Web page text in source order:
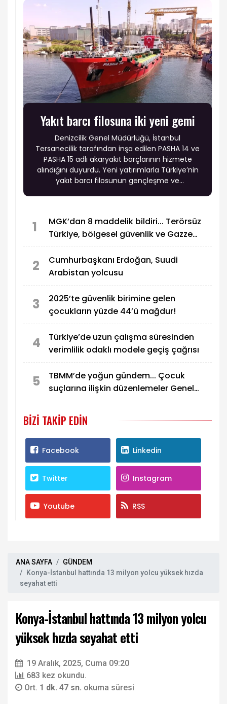
Yakıt barcı filosuna iki yeni gemi
Denizcilik Genel Müdürlüğü, İstanbul
Tersanecilik tarafından inşa edilen PASHA 14 ve
PASHA 15 adlı akaryakıt barçlarının hizmete
alındığını duyurdu. Yeni yatırımlarla Türkiye’nin
yakıt barcı filosunun gençleşme ve
1
MGK’dan 8 maddelik bildiri... Terörsüz
Türkiye, bölgesel güvenlik ve Gazze
2
Cumhurbaşkanı Erdoğan, Suudi
Arabistan yolcusu
3
2025’te güvenlik birimine gelen
çocukların yüzde 44’ü mağdur!
4
Türkiye’de uzun çalışma süresinden
verimlilik odaklı modele geçiş çağrısı
5
TBMM’de yoğun gündem... Çocuk
suçlarına ilişkin düzenlemeler Genel
BIZI TAKIP EDIN
Facebook Linkedin
Twitter Instagram
Youtube RSS
ANA SAYFA
GÜNDEM
Konya-İstanbul hattında 13 milyon yolcu yüksek hızda
seyahat etti
Konya-İstanbul hattında 13 milyon yolcu
yüksek hızda seyahat etti
19 Aralık, 2025, Cuma 09:20
683 kez okundu.
Ort. 1 dk. 47 sn. okuma süresi